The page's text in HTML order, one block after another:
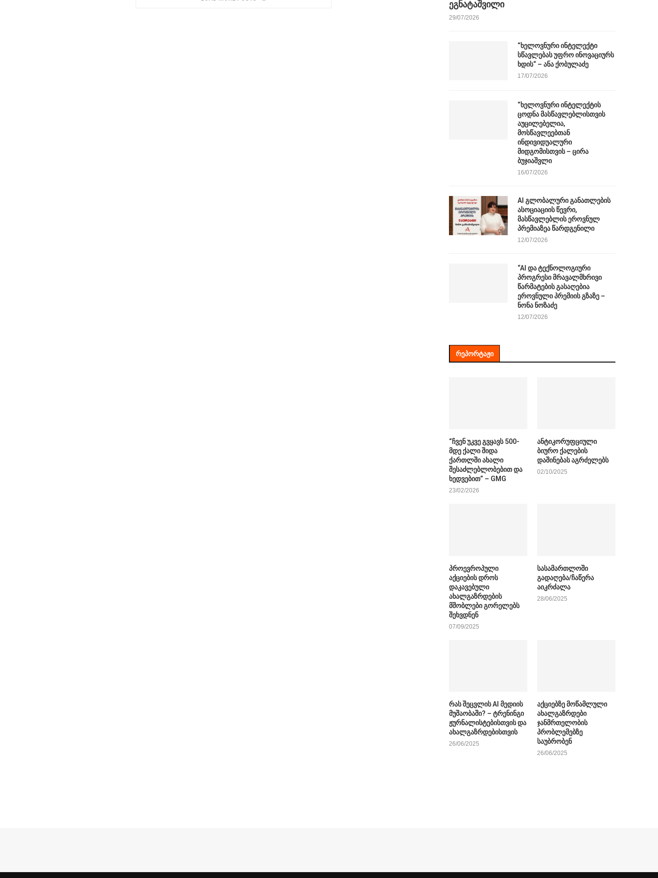
ეგნატაშვილი
29/07/2026
“ხელოვნური ინტელექტი
სწავლებას უფრო ინოვაციურს
ხდის“ – ანა ქობულაძე
17/07/2026
“ხელოვნური ინტელექტის
ცოდნა მასწავლებლისთვის
აუცილებელია,
მოსწავლეებთან
ინდივიდუალური
მიდგომისთვის – ცირა
ბუჯიაშვლი
16/07/2026
AI გლობალური განათლების
ასოციაციის წევრი,
მასწავლებლის ეროვნულ
პრემიაზეა წარდგენილი
12/07/2026
“AI და ტექნოლოგიური
პროგრესი მრავალმხრივი
წარმატების გასაღებია
ეროვნული პრემიის გზაზე –
ნონა ნოზაძე
12/07/2026
ᲠᲔᲞᲝᲠᲢᲐᲟᲘ
“ჩვენ უკვე გვყავს 500-
მდე ქალი შიდა
ქართლში ახალი
შესაძლებლობებით და
ხედვებით” – GMG
23/02/2026
ანტიკორუფციული
ბიურო ქალების
დაშინებას აგრძელებს
02/10/2025
პროევროპული
აქციების დროს
დაკავებული
ახალგაზრდების
მშობლები გორელებს
შეხვდნენ
07/09/2025
სასამართლოში
გადაღება/ჩაწერა
აიკრძალა
28/06/2025
რას შეცვლის AI მედიის
მუშაობაში? – ტრენინგი
ჟურნალისტებისთვის და
ახალგაზრდებისთვის
26/06/2025
აქციებზე მოწამლული
ახალგაზრდები
ჯანმრთელობის
პრობლემებზე
საუბრობენ
26/06/2025